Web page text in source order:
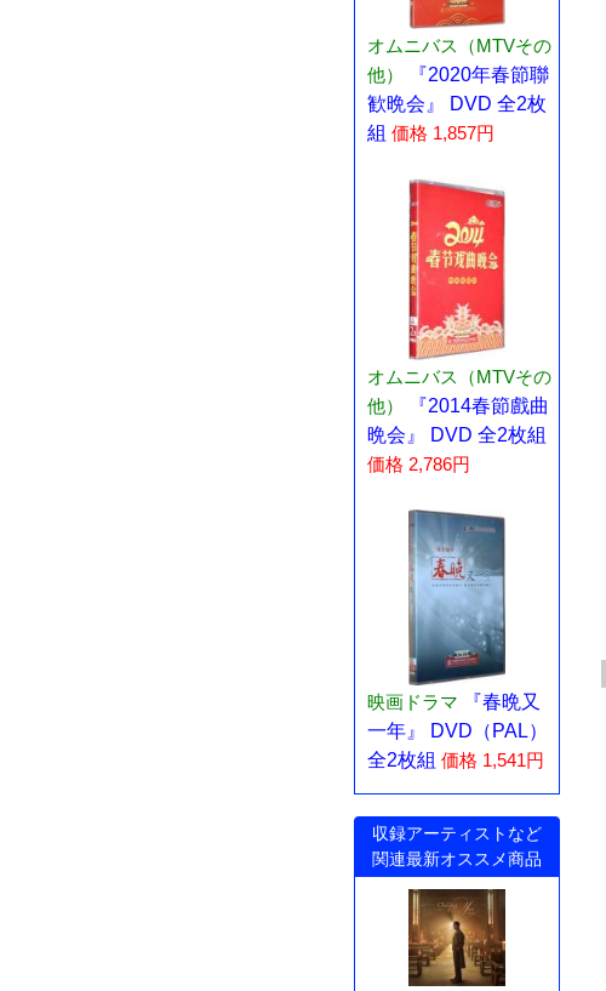
オムニバス（MTVその
他）
『2020年春節聯
歓晩会』 DVD 全2枚
組 価格 1,857円
オムニバス（MTVその
他）
『2014春節戲曲
晩会』 DVD 全2枚組
価格 2,786円
映画ドラマ
『春晩又
一年』 DVD（PAL）
全2枚組 価格 1,541円
収録アーティストなど
関連最新オススメ商品